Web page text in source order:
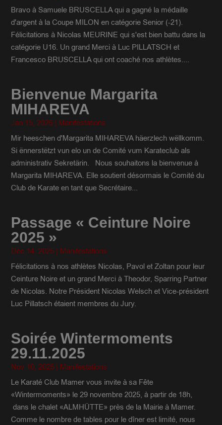
Bravo à Samuele BRUSCELLA qui a gagné la médaille
d'argent à la Coupe MILON en catégorie Senior (-21).
Félicitations à Nicolas MEURINE qui s'est bien battu dans la
catégorie U16. Un grand Merci à Luc PILLATSCH et
Francesco BRUSCELLA qui ont coaché nos athlètes....
Bienvenue Margarita
MIHAREVA
Jan 15, 2026 | Manifestations
Mir heeschen d'Margarita MIHAREVA häerzlech wëllkomm.
Si ënnerstëtzt vun elo un de Comité vum Karateclub als
administrativ Sekretärin. Nous souhaitons la bienvenue à
Margarita MIHAREVA. Elle soutient désormais le Comité du
Club de Karate en tant que Secrétaire...
Passage « Ceinture Noire
2025 »
Déc 14, 2025 | Manifestations
Félicitations à nos athlètes Nicolas, Pavol et Zoltan pour leur
Ceinture Noire et un grand Merci à Theodor, Sparring Partner
de Nicolas. Notre Président Nicolas Welsch et Vice-président
Luc Pillatsch étaient membres du Jury.
Soirée Wintermoments
29.11.2025
Nov 10, 2025 | Manifestations
Le Karaté Club Mamer vous invite à sa Fête
«Wintermoments» le 29 novembre 2025, à partir de 18h,
dans le chalet «ALMHÜTTE» près de la Mairie à Mamer.
Comme le nombre de tables pour le dîner est limité, nous